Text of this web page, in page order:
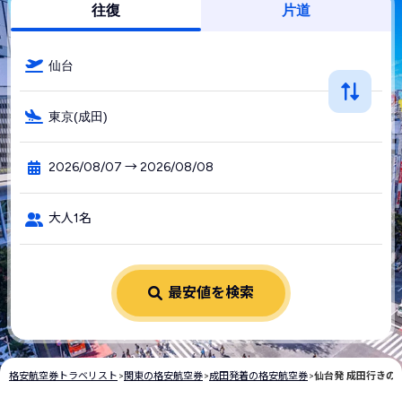
往復 片道
仙台
東京(成田)
2026/08/07 → 2026/08/08
大人1名
最安値を検索
格安航空券トラベリスト > 関東の格安航空券>成田発着の格安航空券>仙台発 成田行きの